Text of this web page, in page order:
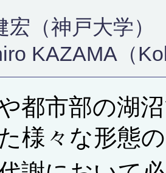
宏（神戸大学）
KAZAMA（
都市部の湖
様々な形態